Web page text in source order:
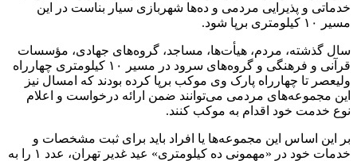
خدماتی و پذیرایی مردمی و ده‌ها شهربازی سیار بناست در این
مسیر ۱۰ کیلومتری برپا شود.
سال گذشته، مردم، هیأت‌ها، مساجد، گروه‌های جهادی، مؤسسات
قرآنی و فرهنگی و گروه‌های سرود در مسیر ۱۰ کیلومتری چهارراه
ولیعصر تا چهارراه پارک وی موکب برپا کرده بودند که امسال نیز
این مجموعه‌های مردمی می‌توانند ضمن ارائه درخواست و اعلام
نوع خدمت خود اقدام به موکب کنند.
بر این اساس این مجموعه‌ها یا افراد باید برای ثبت مشخصات و
خدمات خود در «مهمونی ده کیلومتری» عید غدیر تهران، عدد ۱ را به